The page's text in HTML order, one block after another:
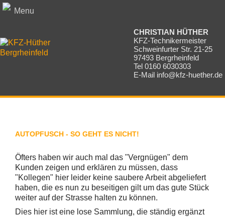
CHRISTIAN HÜTHER
KFZ-Technikermeister
Schweinfurter Str. 21-25
97493 Bergrheinfeld
Tel 0160 6030303
E-Mail info@kfz-huether.de
Menu
AUTOPFUSCH - SO GEHT ES NICHT!
Öfters haben wir auch mal das "Vergnügen" dem
Kunden zeigen und erklären zu müssen, dass
"Kollegen" hier leider keine saubere Arbeit abgeliefert
haben, die es nun zu beseitigen gilt um das gute Stück
weiter auf der Strasse halten zu können.
Dies hier ist eine lose Sammlung, die ständig ergänzt